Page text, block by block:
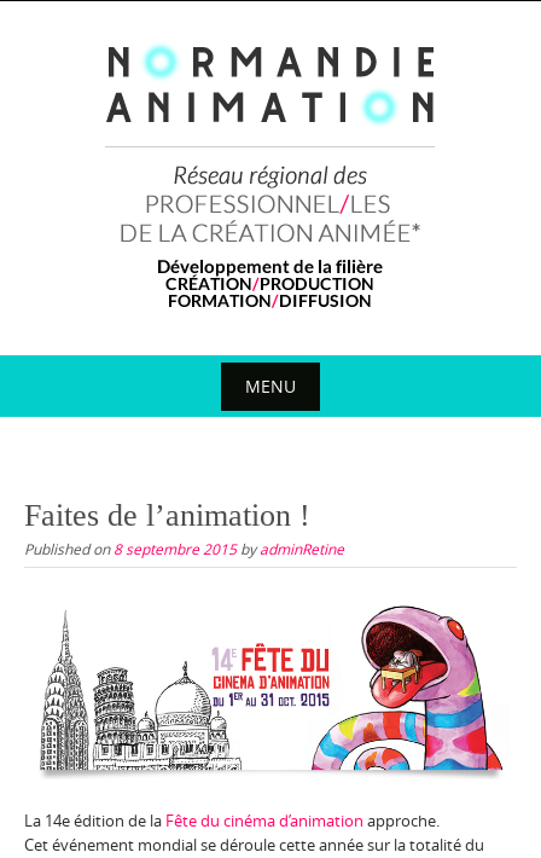
MENU
content
Faites de l’animation !
Published on8 septembre 2015byadminRetine
La 14e édition de la Fête du cinéma d’animation approche.
Cet événement mondial se déroule cette année sur la totalité du